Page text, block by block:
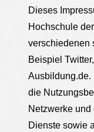
Dieses
Hochschule
verschiedenen
Beispiel
Ausbildung.de.
die
Netzwerke
Dienste sowie